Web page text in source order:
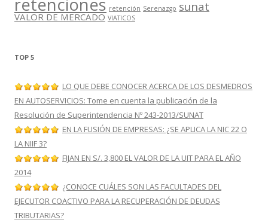
retenciones retención Serenazgo sunat
VALOR DE MERCADO VIATICOS
TOP 5
LO QUE DEBE CONOCER ACERCA DE LOS DESMEDROS
EN AUTOSERVICIOS: Tome en cuenta la publicación de la
Resolución de Superintendencia Nº 243-2013/SUNAT
EN LA FUSIÓN DE EMPRESAS: ¿SE APLICA LA NIC 22 O
LA NIIF 3?
FIJAN EN S/. 3,800 EL VALOR DE LA UIT PARA EL AÑO
2014
¿CONOCE CUÁLES SON LAS FACULTADES DEL
EJECUTOR COACTIVO PARA LA RECUPERACIÓN DE DEUDAS
TRIBUTARIAS?